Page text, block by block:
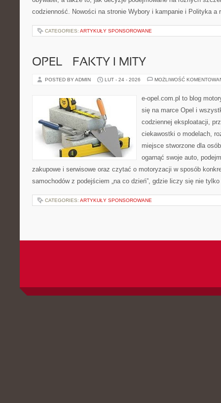
codzienność. Nowości na stronie Wybory i kampanie i Polityka
CATEGORIES: ARTYKUŁY SPONSOROWANE
OPEL – FAKTY I MITY
POSTED BY ADMIN LUT - 24 - 2026 MOŻLIWOŚĆ
e-opel.com.pl to blog
się na marce Opel i
codziennej eksploatacji,
ciekawostki o modelach,
miejsce stworzone dla
ogarnąć swoje auto,
zakupowe i serwisowe oraz czytać o motoryzacji w sposób
samochodów z podejściem „na co dzień”, gdzie liczy się nie
CATEGORIES: ARTYKUŁY SPONSOROWANE